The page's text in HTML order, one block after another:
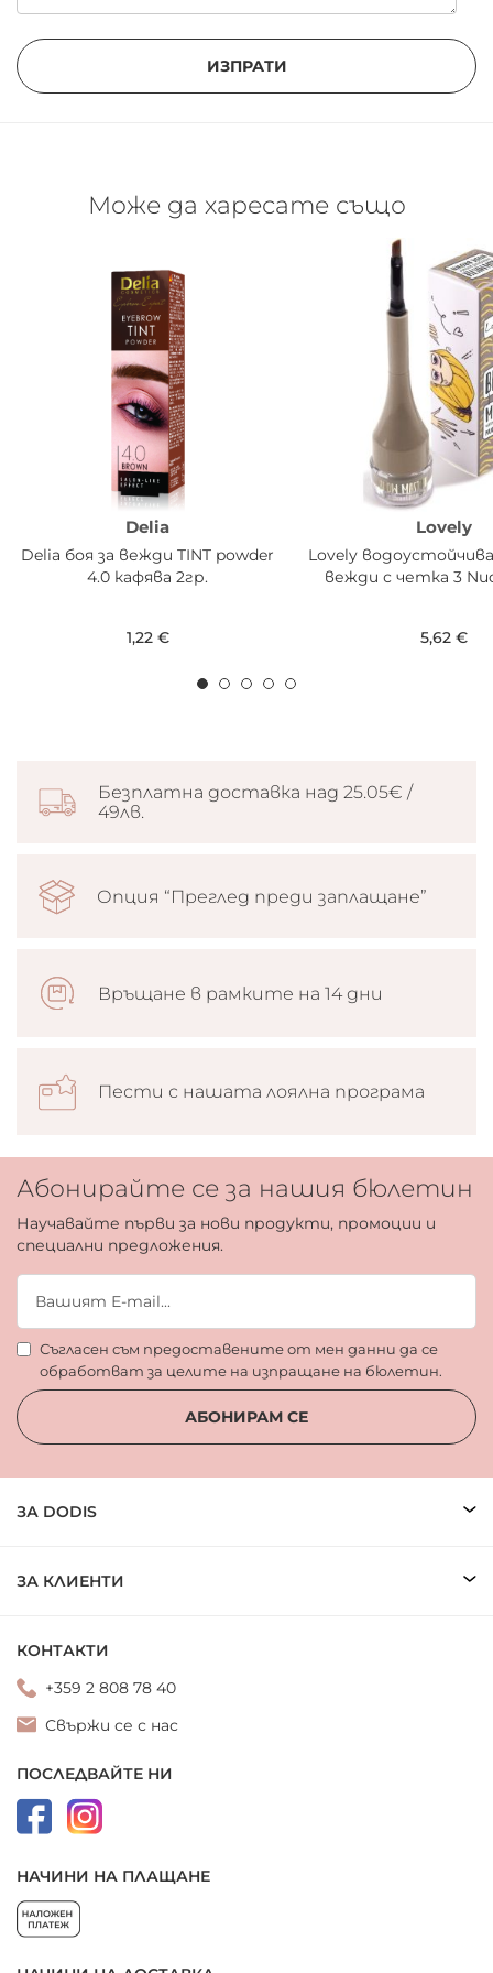
ИЗПРАТИ
Може да харесате също
Delia
Delia боя за вежди TINT powder
4.0 кафява 2гр.
1,22 €
Lovely
Lovely
вежди с четка 3
5,62 €
Безплатна доставка над 25.05€ /
49лв.
Опция “Преглед преди заплащане”
Връщане в рамките на 14 дни
Пести с нашата лоялна програма
Абонирайте се за нашия бюлетин
Научавайте първи за нови продукти, промоции и
специални предложения.
Съгласен съм предоставените от мен данни да се
обработват за целите на изпращане на бюлетин.
АБОНИРАМ СЕ
ЗА DODIS
ЗА КЛИЕНТИ
КОНТАКТИ
+359 2 808 78 40
Свържи се с нас
ПОСЛЕДВАЙТЕ НИ
НАЧИНИ НА ПЛАЩАНЕ